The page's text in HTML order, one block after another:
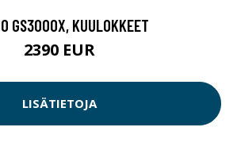
GS3000X, KUULOKKEET
2390 EUR
LISÄTIETOJA